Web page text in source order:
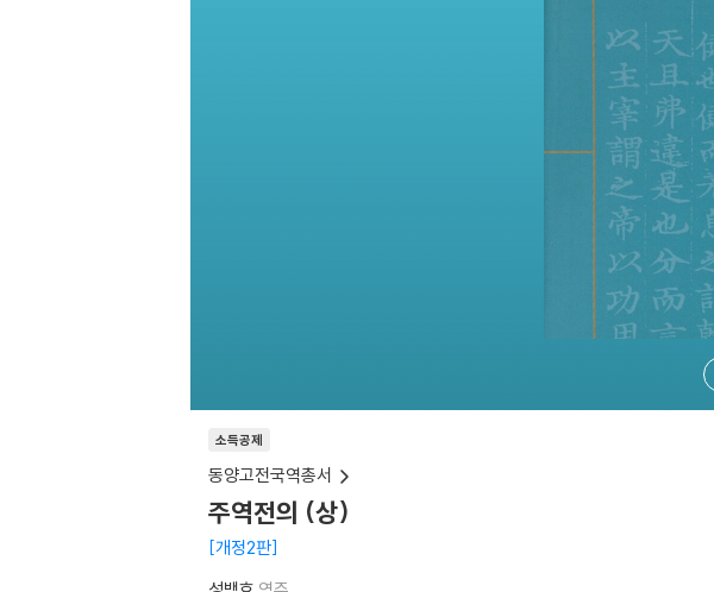
소득공제
동양고전국역총서
주역전의 (상)
개정2판